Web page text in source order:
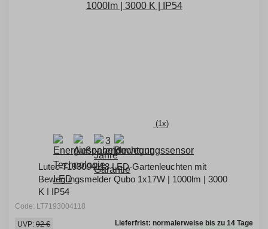
(1x)
Lutec 7193004118 LED-Gartenleuchten mit
Bewegungsmelder Qubo 1x17W | 1000lm | 3000
K | IP54
Code: LT7193004118
Lieferfrist: normalerweise bis zu 14 Tage
UVP: 92 €